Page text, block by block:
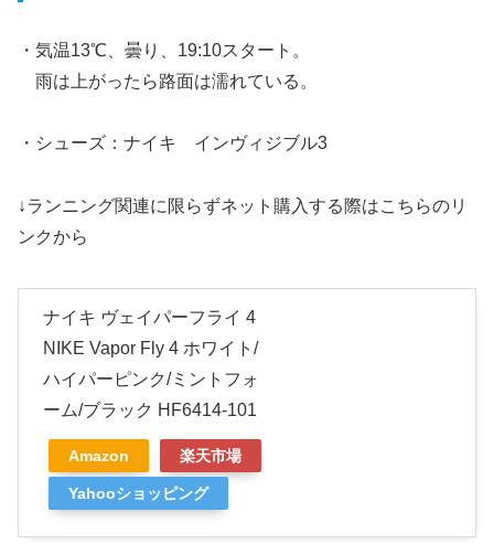
・気温13℃、曇り、19:10スタート。
雨は上がったら路面は濡れている。
・シューズ：ナイキ インヴィジブル3
↓ランニング関連に限らずネット購入する際はこちらのリ
ンクから
ナイキ ヴェイパーフライ 4
NIKE Vapor Fly 4 ホワイト/
ハイパーピンク/ミントフォ
ーム/ブラック HF6414-101
Amazon 楽天市場
Yahooショッピング